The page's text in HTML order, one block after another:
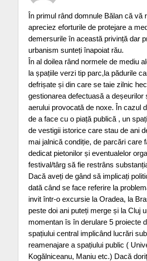
În primul rând domnule Bălan că vă
apreciez eforturile de protejare a
demersurile în această privință dar
urbanism sunteți înapoiat rău.
În al doilea rând normele de mediu
la șpațiile verzi tip parc,la pădurile
defrișate și din care se taie zilnic
gestionarea defectuasă a deșeurilor
aerului provocată de noxe. În cazul
de a face cu o piață publică , un
de vestigii istorice care stau de ani
mai jalnică condiție, de parcări care
dedicat pietonilor și eventualelor
festival/târg să fie restrâns
Dacă aveți de gând să implicați
dată când se face referire la
invit într-o excursie la Oradea, la
peste doi ani puteți merge și la Cluj
momentan îs în derulare 5 proiecte
spațiului central implicând lucrări
reamenajare a spațiului public (
Kogălniceanu, Maniu etc.) Dacă